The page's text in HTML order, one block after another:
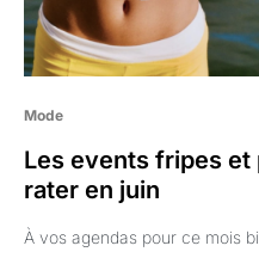
Mode
Les events fripes et
rater en juin
À vos agendas pour ce mois